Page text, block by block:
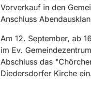
Vorverkauf in den
Anschluss
Am 12. September, ab
im Ev.
Abschluss das
Diedersdorfer Kirche